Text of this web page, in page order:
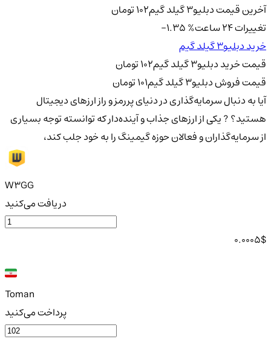
آخرین قیمت دبلیو3 گیلد گیم 102تومان
تغییرات 24 ساعت
-1.35%
خرید دبلیو3 گیلد گیم
قیمت خرید دبلیو3 گیلد گیم
102تومان
قیمت فروش دبلیو3 گیلد گیم
101تومان
آیا به دنبال سرمایه‌گذاری در دنیای پررمز و راز ارزهای دیجیتال
هستید؟ ? یکی از ارزهای جذاب و آینده‌دار که توانسته توجه بسیاری
از سرمایه‌گذاران و فعالان حوزه گیمینگ را به خود جلب کند،
W3GG
دریافت می‌کنید
0.0005$
Toman
پرداخت می‌کنید